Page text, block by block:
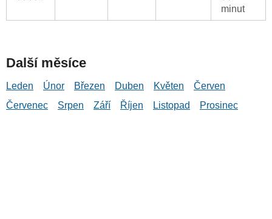
minut
Další měsíce
Leden Únor Březen Duben Květen
Červen
Červenec
Srpen Září Říjen Listopad Prosinec